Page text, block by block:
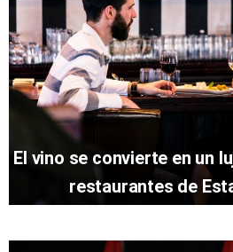
El vino se convierte en un
restaurantes de